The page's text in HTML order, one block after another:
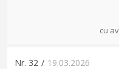
cu
Nr. 32 / 19.03.2026